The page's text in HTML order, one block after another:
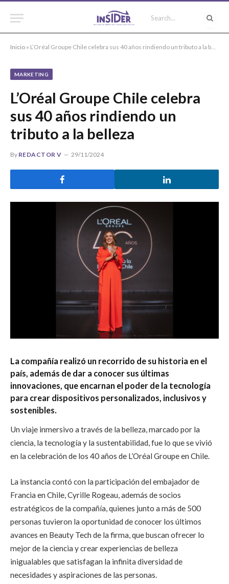
Inicio » L’Oréal Groupe Chile celebra sus 40 años rindiendo un tributo a la belleza
MARKETING
L’Oréal Groupe Chile celebra
sus 40 años rindiendo un
tributo a la belleza
By REDACTOR V 29/11/2024
La compañía realizó un recorrido de su historia en el
país, además de dar a conocer sus últimas
innovaciones, que encarnan el poder de la tecnología
para crear dispositivos personalizados, inclusivos y
sostenibles.
Un viaje inmersivo a través de la belleza, marcado por la
ciencia, la tecnología y la sustentabilidad, fue lo que se vivió
en la celebración de los 40 años de L’Oréal Groupe en Chile.
La instancia contó con la participación del embajador de
Francia en Chile, Cyrille Rogeau, además de socios
estratégicos de la compañía, quienes junto a más de 500
personas tuvieron la oportunidad de conocer los últimos
avances en Beauty Tech de la firma, que buscan ofrecer lo
mejor de la ciencia y crear experiencias de belleza
inigualables que satisfagan la infinita diversidad de
necesidades y aspiraciones de las personas.